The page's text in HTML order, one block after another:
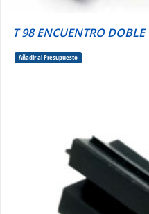
T 98 ENCUENTRO
Añadir al Presupuesto